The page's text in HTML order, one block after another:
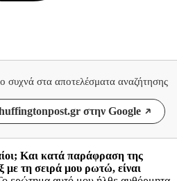
συχνά στα αποτελέσματα αναζήτησης
στην Google
Και κατά παράφραση της
με τη σειρά μου ρωτώ, είναι